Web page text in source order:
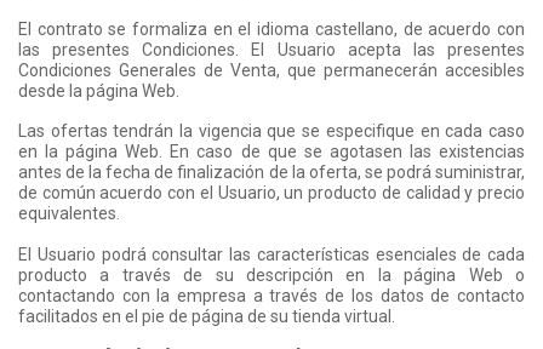
El contrato se formaliza en el idioma castellano, de acuerdo con
las presentes Condiciones. El Usuario acepta las presentes
Condiciones Generales de Venta, que permanecerán accesibles
desde la página Web.
Las ofertas tendrán la vigencia que se especifique en cada caso
en la página Web. En caso de que se agotasen las existencias
antes de la fecha de finalización de la oferta, se podrá suministrar,
de común acuerdo con el Usuario, un producto de calidad y precio
equivalentes.
El Usuario podrá consultar las características esenciales de cada
producto a través de su descripción en la página Web o
contactando con la empresa a través de los datos de contacto
facilitados en el pie de página de su tienda virtual.